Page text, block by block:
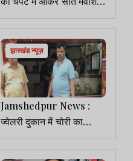
की मौत, ढाई घंटे बाधित रहा
परिचालन
झारखंड न्यूज़
Jamshedpur News :
ज्वेलरी दुकान में चोरी का
खुलासा, सोने के गहनों के साथ
खरीददार समेत 6 आरोपी